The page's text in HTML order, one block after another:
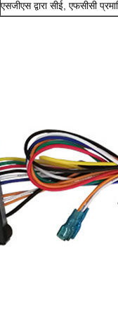
एसजीएस द्वारा सीई, एफसीसी